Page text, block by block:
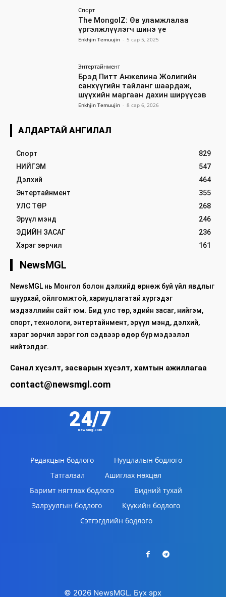
Спорт
The MongolZ: Өв уламжлалаа
үргэлжлүүлэгч шинэ үе
Enkhjin Temuujin - 5 сар 5, 2025
Энтертайнмент
Брэд Питт Анжелина Жолигийн
санхүүгийн тайланг шаардаж,
шүүхийн маргаан дахин ширүүсэв
Enkhjin Temuujin - 8 сар 6, 2026
АЛДАРТАЙ АНГИЛАЛ
Спорт
829
НИЙГЭМ
547
Дэлхий
464
Энтертайнмент
355
УЛС ТӨР
268
Эрүүл мэнд
246
ЭДИЙН ЗАСАГ
236
Хэрэг зөрчил
161
NewsMGL
NewsMGL нь Монгол болон дэлхийд өрнөж буй үйл явдлыг
шуурхай, ойлгомжтой, хариуцлагатай хүргэдэг
мэдээллийн сайт юм. Бид улс төр, эдийн засаг, нийгэм,
спорт, технологи, энтертайнмент, эрүүл мэнд, дэлхий,
хэрэг зөрчил зэрэг гол сэдвээр өдөр бүр мэдээлэл
нийтэлдэг.
Санал хүсэлт, засварын хүсэлт, хамтын ажиллагаа
contact@newsmgl.com
24/7
newsmgl.com
Редакцын бодлого
Нууцлалын бодлого
Татгалзал
Ашиглах нөхцөл
Баримт нягтлах бодлого
Бидний тухай
Залруулгын бодлого
Күүкийн бодлого
Сэтгэгдлийн бодлого
© 2026 NewsMGL. Бүх эрх